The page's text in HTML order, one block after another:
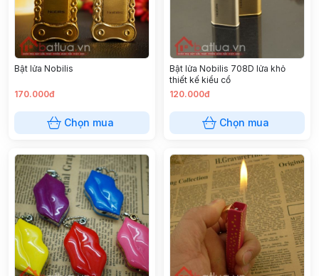
Bật lửa Nobilis
170.000đ
Chọn mua
Bật lửa Nobilis 708D lửa khỏ
thiết kế kiểu cổ
120.000đ
Chọn mua